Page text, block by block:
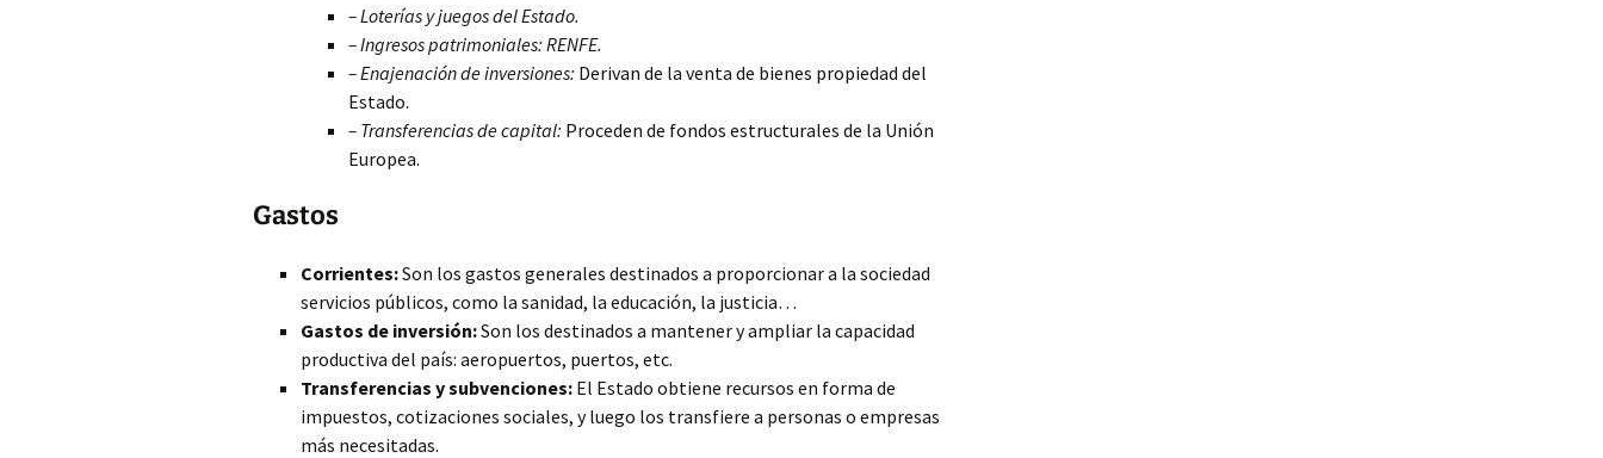
– Loterías y juegos del Estado.
– Ingresos patrimoniales: RENFE.
– Enajenación de inversiones: Derivan de la venta de bienes propiedad del
Estado.
– Transferencias de capital: Proceden de fondos estructurales de la Unión
Europea.
Gastos
Corrientes:Son los gastos generales destinados a proporcionar a la sociedad
servicios públicos, como la sanidad, la educación, la justicia…
Gastos de inversión:Son los destinados a mantener y ampliar la capacidad
productiva del país: aeropuertos, puertos, etc.
Transferencias y subvenciones: El Estado obtiene recursos en forma de
impuestos, cotizaciones sociales, y luego los transfiere a personas o empresas
más necesitadas.